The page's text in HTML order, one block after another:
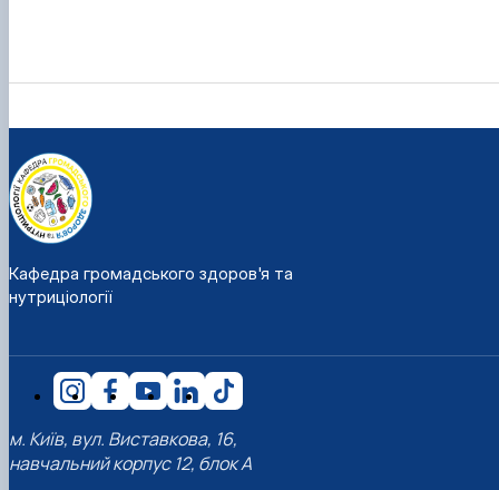
Кафедра громадського здоров'я та
нутриціології
м. Київ, вул. Виставкова, 16,
навчальний корпус 12, блок А